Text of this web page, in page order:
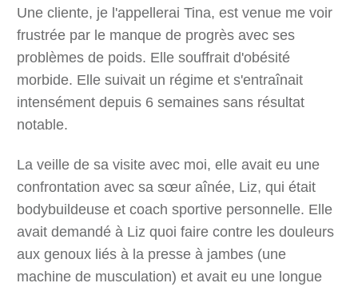
Une cliente, je l'appellerai Tina, est venue me voir
frustrée par le manque de progrès avec ses
problèmes de poids. Elle souffrait d'obésité
morbide. Elle suivait un régime et s'entraînait
intensément depuis 6 semaines sans résultat
notable.
La veille de sa visite avec moi, elle avait eu une
confrontation avec sa sœur aînée, Liz, qui était
bodybuildeuse et coach sportive personnelle. Elle
avait demandé à Liz quoi faire contre les douleurs
aux genoux liés à la presse à jambes (une
machine de musculation) et avait eu une longue